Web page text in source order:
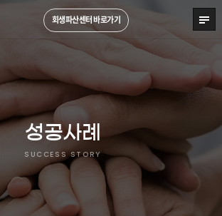
회생파산센터 바로가기
성공사례
SUCCESS STORY